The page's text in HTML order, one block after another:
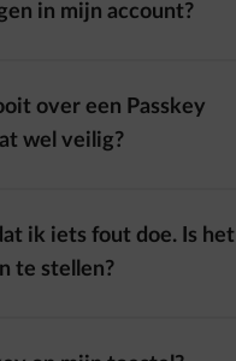
in mijn account?
over een Passkey
wel veilig?
ik iets fout doe. Is het
te stellen?